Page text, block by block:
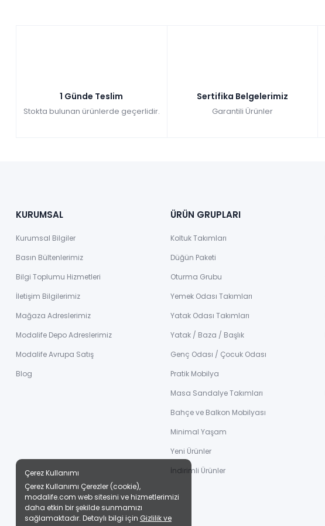
₺21.726,001 Günde Teslim
Stokta bulunan ürünlerde geçerlidir.
Sertifika Belgelerimiz
Garantili Ürünler
KURUMSAL
Kurumsal Bilgiler
Basın Bültenlerimiz
Bilgi Toplumu Hizmetleri
İletişim Bilgilerimiz
Mağaza Adreslerimiz
Modalife Depo Adreslerimiz
Modalife Avrupa Satış
Blog
ÜRÜN GRUPLARI
Koltuk Takımları
Düğün Paketi
Oturma Grubu
Yemek Odası Takımları
Yatak Odası Takımları
Yatak / Baza / Başlık
Genç Odası / Çocuk Odası
Pratik Mobilya
Masa Sandalye Takımları
Bahçe ve Balkon Mobilyası
Minimal Yaşam
Yeni Ürünler
İndirimli Ürünler
Çerez Kullanımı
Çerez Kullanımı Çerezler (cookie),
modalife.com web sitesini ve hizmetlerimizi
daha etkin bir şekilde sunmamızı
sağlamaktadır. Detaylı bilgi için Gizlilik ve